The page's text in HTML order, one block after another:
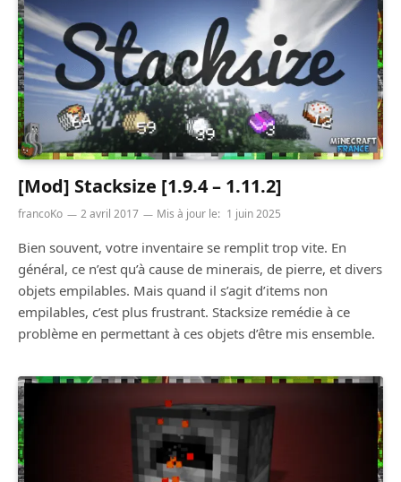
[Mod] Stacksize [1.9.4 – 1.11.2]
francoKo 2 avril 2017 Mis à jour le: 1 juin 2025
Bien souvent, votre inventaire se remplit trop vite. En
général, ce n’est qu’à cause de minerais, de pierre, et divers
objets empilables. Mais quand il s’agit d’items non
empilables, c’est plus frustrant. Stacksize remédie à ce
problème en permettant à ces objets d’être mis ensemble.